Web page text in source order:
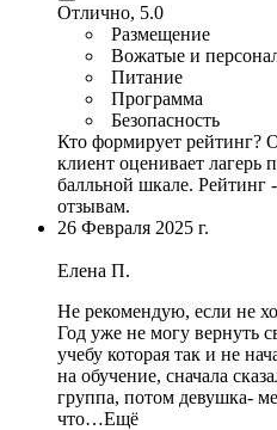
Отлично, 5.0
Размещение
Вожатые и
Питание
Программа
Безопасность
Кто формирует рейтинг?
клиент оценивает лагерь
балльной шкале. Рейтинг
отзывам.
26 Февраля 2025 г.
Елена П.
Не рекомендую, если не
Год уже не могу вернуть
учебу которая так и не
на обучение, сначала
группа, потом девушка-
что…Ещё